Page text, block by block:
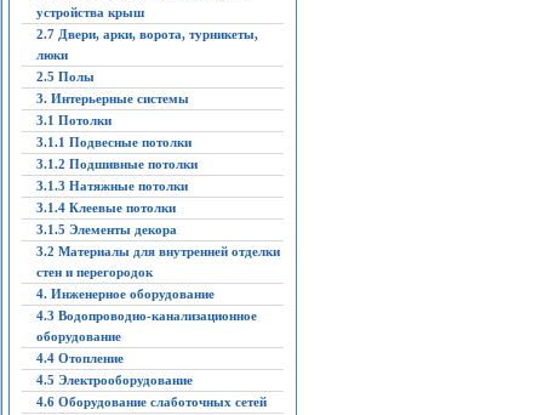
устройства крыш
2.7 Двери, арки, ворота, турникеты,
люки
2.5 Полы
3. Интерьерные системы
3.1 Потолки
3.1.1 Подвесные потолки
3.1.2 Подшивные потолки
3.1.3 Натяжные потолки
3.1.4 Клеевые потолки
3.1.5 Элементы декора
3.2 Материалы для внутренней отделки
стен и перегородок
4. Инженерное оборудование
4.3 Водопроводно-канализационное
оборудование
4.4 Отопление
4.5 Электрооборудование
4.6 Оборудование слаботочных сетей